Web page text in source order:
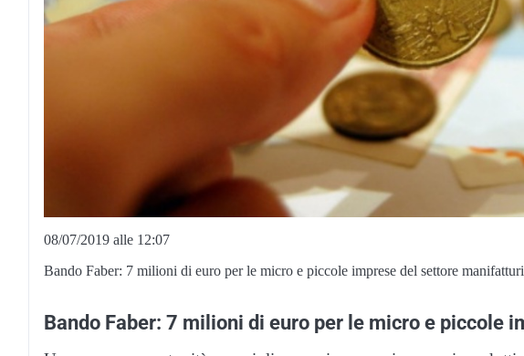
08/07/2019 alle 12:07
Bando Faber: 7 milioni di euro per le micro e piccole imprese del settore
Bando Faber: 7 milioni di euro per le micro e piccole